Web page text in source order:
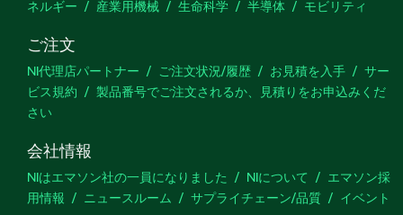
ネルギー
産業用機械 生命科学 半導体 モビリティ
ご注文
NI代理店パートナー ご注文状況/履歴 お見積を入手
サー
ビス規約
製品番号でご注文されるか、見積りをお申込みくだ
さい
会社情報
NIはエマソン社の一員になりました NIについて
エマソン採
用情報
ニュースルーム サプライチェーン/品質 イベント